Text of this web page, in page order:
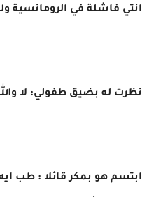
انتي فاشلة في الرومانسية
نظرت له بضيق طفولي: لا
ابتسم هو بمكر قائلا : طب